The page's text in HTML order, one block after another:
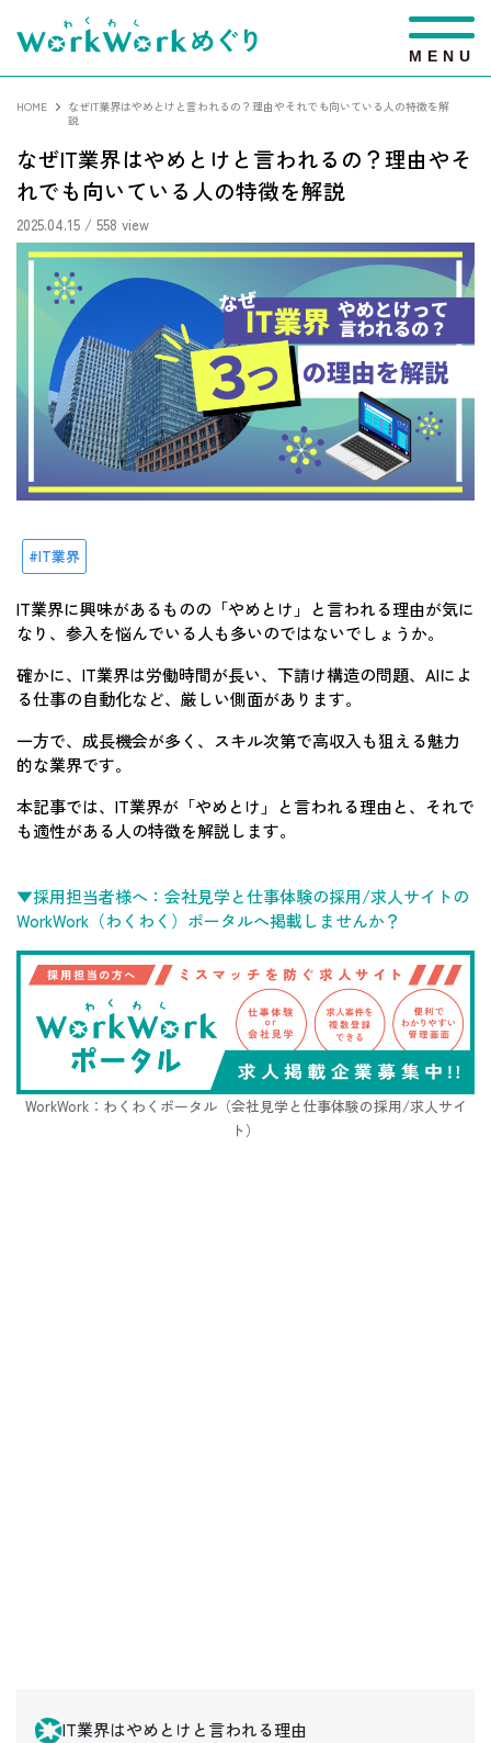
M E N U
HOME
なぜIT業界はやめとけと言われるの？理由やそれでも向いている人の特徴を解
説
なぜIT業界はやめとけと言われるの？理由やそ
れでも向いている人の特徴を解説
2025.04.15 / 558 view
IT業界
IT業界に興味があるものの「やめとけ」と言われる理由が気に
なり、参入を悩んでいる人も多いのではないでしょうか。
確かに、IT業界は労働時間が長い、下請け構造の問題、AIによ
る仕事の自動化など、厳しい側面があります。
一方で、成長機会が多く、スキル次第で高収入も狙える魅力
的な業界です。
本記事では、IT業界が「やめとけ」と言われる理由と、それで
も適性がある人の特徴を解説します。
▼採用担当者様へ：会社見学と仕事体験の採用/求人サイトの
WorkWork（わくわく）ポータルへ掲載しませんか？
WorkWork：わくわくポータル（会社見学と仕事体験の採用/求人サイ
ト）
IT業界はやめとけと言われる理由